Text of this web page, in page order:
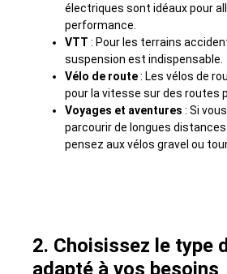
électriques sont idéaux pour
performance.
VTT : Pour les terrains
suspension est indispensable.
Vélo de route: Les vélos de
pour la vitesse sur des routes
Voyages et aventures : Si
parcourir de longues
pensez aux vélos gravel ou
2. Choisissez le type
adapté à vos besoins